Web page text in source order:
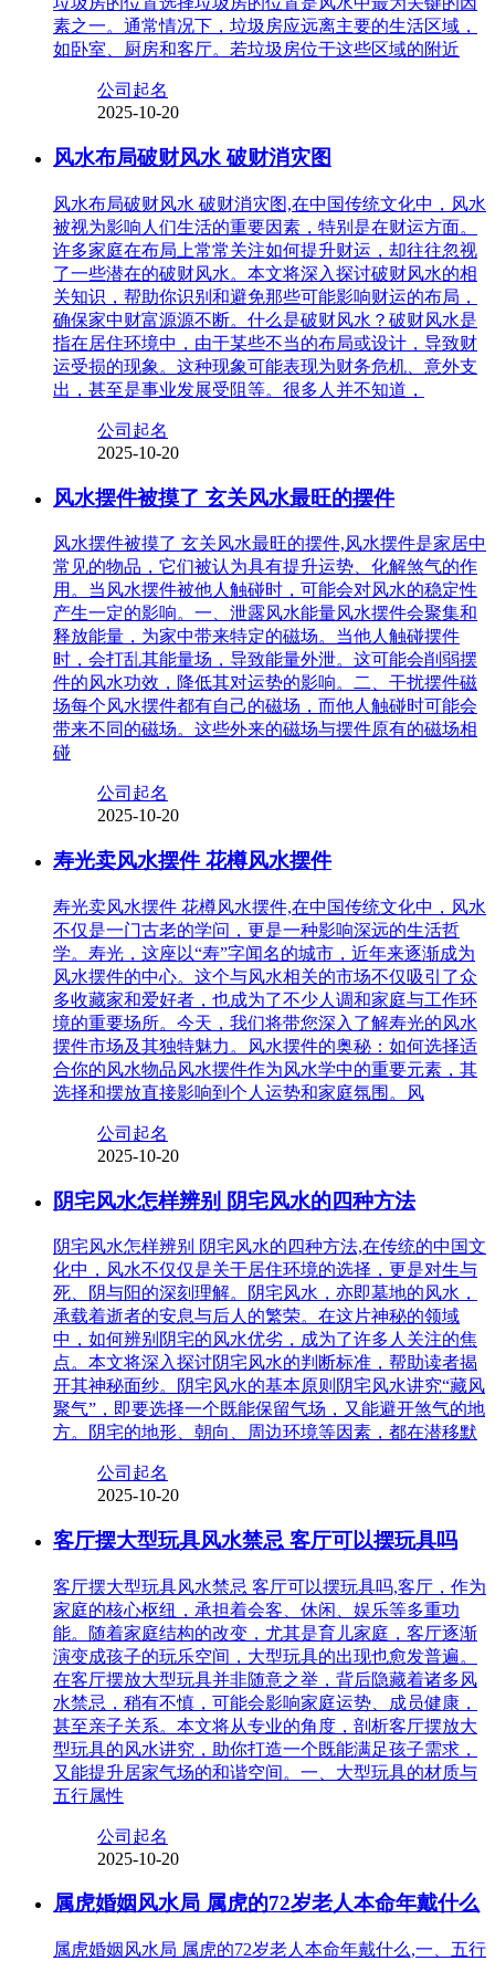
素之一。通常情况下，垃圾房应远离主要的生活区域，
如卧室、厨房和客厅。若垃圾房位于这些区域的附近
公司起名
2025-10-20
风水布局破财风水 破财消灾图
风水布局破财风水 破财消灾图,在中国传统文化中，风水
被视为影响人们生活的重要因素，特别是在财运方面。
许多家庭在布局上常常关注如何提升财运，却往往忽视
了一些潜在的破财风水。本文将深入探讨破财风水的相
关知识，帮助你识别和避免那些可能影响财运的布局，
确保家中财富源源不断。什么是破财风水？破财风水是
指在居住环境中，由于某些不当的布局或设计，导致财
运受损的现象。这种现象可能表现为财务危机、意外支
出，甚至是事业发展受阻等。很多人并不知道，
公司起名
2025-10-20
风水摆件被摸了 玄关风水最旺的摆件
风水摆件被摸了 玄关风水最旺的摆件,风水摆件是家居中
常见的物品，它们被认为具有提升运势、化解煞气的作
用。当风水摆件被他人触碰时，可能会对风水的稳定性
产生一定的影响。一、泄露风水能量风水摆件会聚集和
释放能量，为家中带来特定的磁场。当他人触碰摆件
时，会打乱其能量场，导致能量外泄。这可能会削弱摆
件的风水功效，降低其对运势的影响。二、干扰摆件磁
场每个风水摆件都有自己的磁场，而他人触碰时可能会
带来不同的磁场。这些外来的磁场与摆件原有的磁场相
碰
公司起名
2025-10-20
寿光卖风水摆件 花樽风水摆件
寿光卖风水摆件 花樽风水摆件,在中国传统文化中，风水
不仅是一门古老的学问，更是一种影响深远的生活哲
学。寿光，这座以“寿”字闻名的城市，近年来逐渐成为
风水摆件的中心。这个与风水相关的市场不仅吸引了众
多收藏家和爱好者，也成为了不少人调和家庭与工作环
境的重要场所。今天，我们将带您深入了解寿光的风水
摆件市场及其独特魅力。风水摆件的奥秘：如何选择适
合你的风水物品风水摆件作为风水学中的重要元素，其
选择和摆放直接影响到个人运势和家庭氛围。风
公司起名
2025-10-20
阴宅风水怎样辨别 阴宅风水的四种方法
阴宅风水怎样辨别 阴宅风水的四种方法,在传统的中国文
化中，风水不仅仅是关于居住环境的选择，更是对生与
死、阴与阳的深刻理解。阴宅风水，亦即墓地的风水，
承载着逝者的安息与后人的繁荣。在这片神秘的领域
中，如何辨别阴宅的风水优劣，成为了许多人关注的焦
点。本文将深入探讨阴宅风水的判断标准，帮助读者揭
开其神秘面纱。阴宅风水的基本原则阴宅风水讲究“藏风
聚气”，即要选择一个既能保留气场，又能避开煞气的地
方。阴宅的地形、朝向、周边环境等因素，都在潜移默
公司起名
2025-10-20
客厅摆大型玩具风水禁忌 客厅可以摆玩具吗
客厅摆大型玩具风水禁忌 客厅可以摆玩具吗,客厅，作为
家庭的核心枢纽，承担着会客、休闲、娱乐等多重功
能。随着家庭结构的改变，尤其是育儿家庭，客厅逐渐
演变成孩子的玩乐空间，大型玩具的出现也愈发普遍。
在客厅摆放大型玩具并非随意之举，背后隐藏着诸多风
水禁忌，稍有不慎，可能会影响家庭运势、成员健康，
甚至亲子关系。本文将从专业的角度，剖析客厅摆放大
型玩具的风水讲究，助你打造一个既能满足孩子需求，
又能提升居家气场的和谐空间。一、大型玩具的材质与
五行属性
公司起名
2025-10-20
属虎婚姻风水局 属虎的72岁老人本命年戴什么
属虎婚姻风水局 属虎的72岁老人本命年戴什么,一、五行